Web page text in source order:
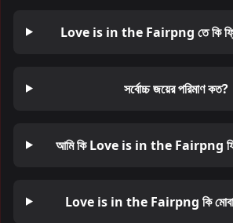
Love is in the Fairpng তে কি
সর্বোচ্চ জয়ের পরিমাণ কত?
আমি কি Love is in the Fairpng ফ্রি
Love is in the Fairpng কি